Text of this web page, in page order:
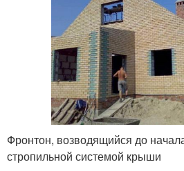
Фронтон, возводящийся до
стропильной системой крыши